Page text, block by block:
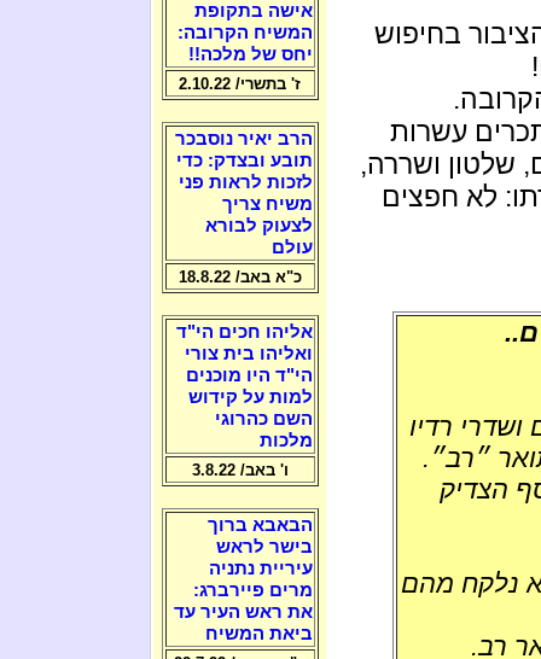
בחיפוש
עשרות
שלטון ושררה,
לא חפצים
רדיו
״רב״.
הצדיק
נלקח מהם
רב.
אישה בתקופת
המשיח הקרובה:
יחס של מלכה!!
ז' בתשרי/ 2.10.22
הרב יאיר נוסבכר
תובע ובצדק: כדי
לזכות לראות פני
משיח צריך
לצעוק לבורא
עולם
כ"א באב/ 18.8.22
אליהו חכים הי"ד
ואליהו בית צורי
הי"ד היו מוכנים
למות על קידוש
השם כהרוגי
מלכות
ו' באב/ 3.8.22
הבאבא ברוך
בישר לראש
עיריית נתניה
מרים פיירברג:
את ראש העיר עד
ביאת המשיח